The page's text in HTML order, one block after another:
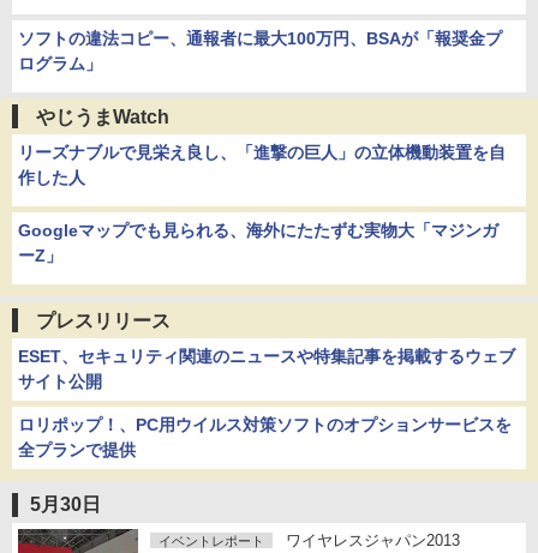
ソフトの違法コピー、通報者に最大100万円、BSAが「報奨金プ
ログラム」
やじうまWatch
リーズナブルで見栄え良し、「進撃の巨人」の立体機動装置を自
作した人
Googleマップでも見られる、海外にたたずむ実物大「マジンガ
ーZ」
プレスリリース
ESET、セキュリティ関連のニュースや特集記事を掲載するウェブ
サイト公開
ロリポップ！、PC用ウイルス対策ソフトのオプションサービスを
全プランで提供
5月30日
イベントレポート ワイヤレスジャパン2013